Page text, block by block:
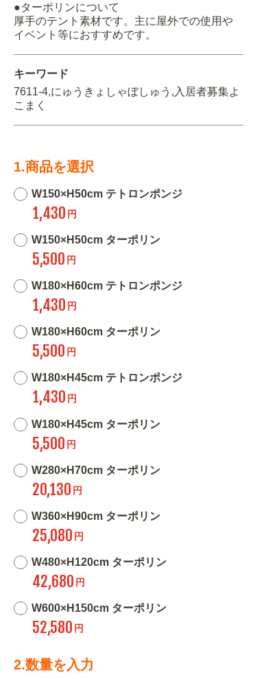
●ターポリンについて
厚手のテント素材です。主に屋外での使用や
イベント等におすすめです。
キーワード
7611-4,にゅうきょしゃぼしゅう,入居者募集よ
こまく
1.商品を選択
W150×H50cm テトロンポンジ
1,430 円
W150×H50cm ターポリン
5,500 円
W180×H60cm テトロンポンジ
1,430 円
W180×H60cm ターポリン
5,500 円
W180×H45cm テトロンポンジ
1,430 円
W180×H45cm ターポリン
5,500 円
W280×H70cm ターポリン
20,130 円
W360×H90cm ターポリン
25,080 円
W480×H120cm ターポリン
42,680 円
W600×H150cm ターポリン
52,580 円
2.数量を入力